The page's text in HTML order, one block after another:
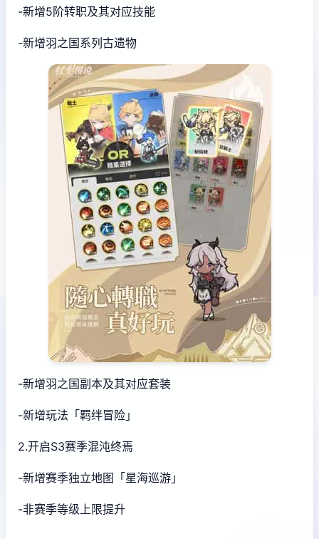
-新增5阶转职及其对应技能
-新增羽之国系列古遗物
-新增羽之国副本及其对应套装
-新增玩法「羁绊冒险」
2.开启S3赛季混沌终焉
-新增赛季独立地图「星海巡游」
-非赛季等级上限提升